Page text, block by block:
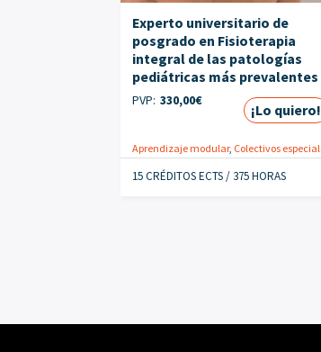
Experto universitario de
posgrado en Fisioterapia
integral de las patologías
pediátricas más prevalentes
PVP: 330,00€
¡Lo quiero!
Aprendizaje modular, Colectivos especiales
15 CRÉDITOS ECTS / 375 HORAS